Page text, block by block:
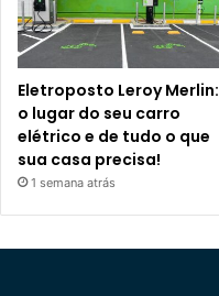
Eletroposto Leroy Merlin:
o lugar do seu carro
elétrico e de tudo o que
sua casa precisa!
1 semana atrás